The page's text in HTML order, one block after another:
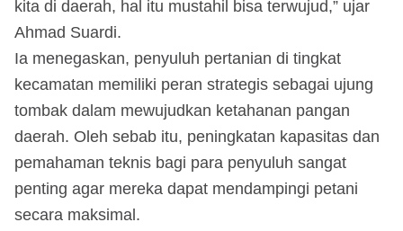
kita di daerah, hal itu mustahil bisa terwujud,” ujar
Ahmad Suardi.
Ia menegaskan, penyuluh pertanian di tingkat
kecamatan memiliki peran strategis sebagai ujung
tombak dalam mewujudkan ketahanan pangan
daerah. Oleh sebab itu, peningkatan kapasitas dan
pemahaman teknis bagi para penyuluh sangat
penting agar mereka dapat mendampingi petani
secara maksimal.